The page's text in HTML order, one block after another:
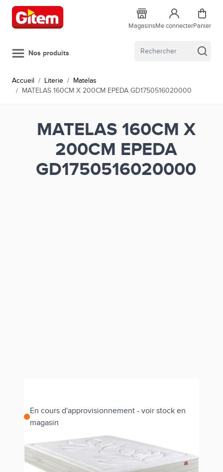
Allez au contenu
MagasinsMe connecterPanier
Nos produits
Accueil / Literie / Matelas
/ MATELAS 160CM X 200CM EPEDA GD1750516020000
MATELAS 160CM X
200CM EPEDA
GD1750516020000
En cours d'approvisionnement - voir stock en
magasin
Estimer les frais de port
Référence GD1750516020000